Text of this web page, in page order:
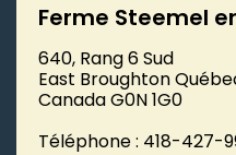
Ferme Steemel
640, Rang 6 Sud
East Broughton
Canada G0N 1G0
Téléphone : 418-427-